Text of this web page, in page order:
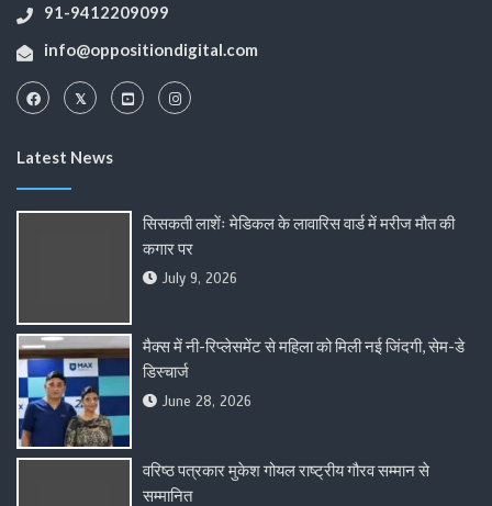
91-9412209099
info@oppositiondigital.com
Latest News
सिसकती लाशेंः मेडिकल के लावारिस वार्ड में मरीज मौत की
कगार पर
July 9, 2026
मैक्स में नी-रिप्लेसमेंट से महिला को मिली नई जिंदगी, सेम-डे
डिस्चार्ज
June 28, 2026
वरिष्ठ पत्रकार मुकेश गोयल राष्ट्रीय गौरव सम्मान से
सम्मानित